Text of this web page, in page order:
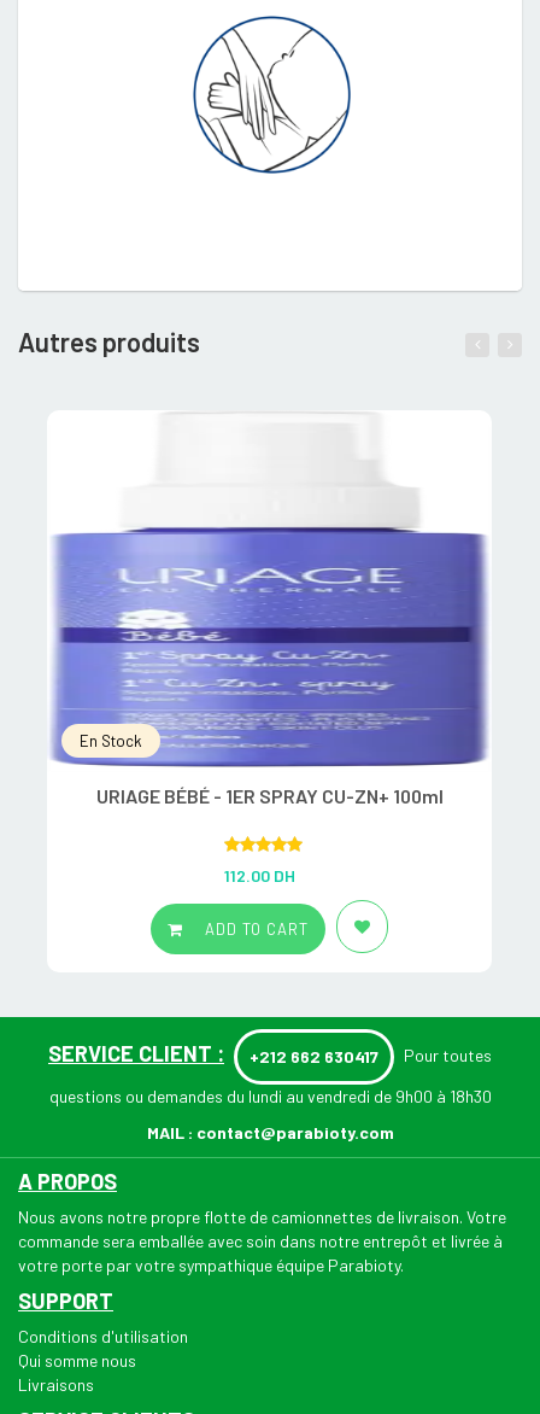
Autres produits
En Stock
URIAGE BÉBÉ - 1ER SPRAY CU-ZN+ 100ml
out of 5
112.00 DH
ADD TO CART
SERVICE CLIENT : +212 662 630417 Pour toutes
questions ou demandes du lundi au vendredi de 9h00 à 18h30
MAIL : contact@parabioty.com
A PROPOS
Nous avons notre propre flotte de camionnettes de livraison. Votre
commande sera emballée avec soin dans notre entrepôt et livrée à
votre porte par votre sympathique équipe Parabioty.
SUPPORT
Conditions d'utilisation
Qui somme nous
Livraisons